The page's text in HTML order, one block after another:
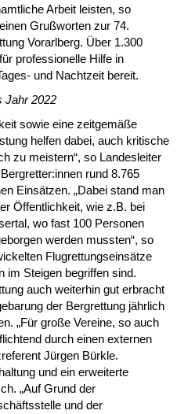
Arbeit leisten, so
Grußworten zur 74.
Vorarlberg. Über 1.300
professionelle Hilfe in
und Nachtzeit bereit.
Jahr 2022
sowie eine zeitgemäße
helfen dabei, auch kritische
zu meistern“, so Landesleiter
rund 8.765
Einsätzen. „Dabei stand man
Öffentlichkeit, wie z.B. bei
wo fast 100 Personen
werden mussten“, so
Flugrettungseinsätze
im Steigen begriffen sind.
auch weiterhin gut erbracht
der Bergrettung jährlich
„Für große Vereine, so auch
durch einen externen
Jürgen Bürkle.
und ein erweiterte
„Auf Grund der
und der